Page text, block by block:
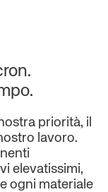
priorità, il
lavoro.
elevatissimi,
ogni materiale